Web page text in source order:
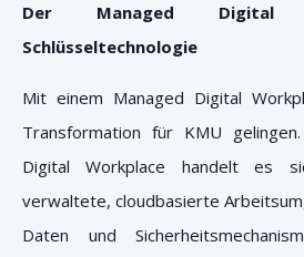
Der Managed Digital
Schlüsseltechnologie
Mit einem Managed Digital
Transformation für KMU
Digital Workplace handelt es
verwaltete, cloudbasierte
Daten und